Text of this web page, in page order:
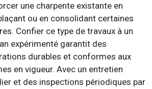
une charpente existante en
ou en consolidant certaines
Confier ce type de travaux à un
expérimenté garantit des
durables et conformes aux
en vigueur. Avec un entretien
et des inspections périodiques par